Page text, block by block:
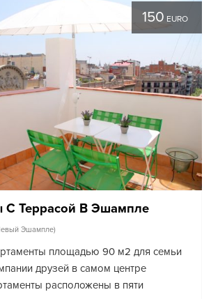
150 EURO
С Террасой В Эшампле
Эшампле)
площадью 90 м2 для семьи
друзей в самом центре
расположены в пяти